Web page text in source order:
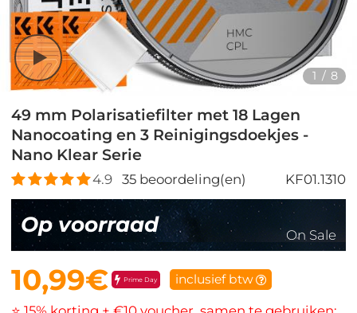
1 / 8
49 mm Polarisatiefilter met 18 Lagen
Nanocoating en 3 Reinigingsdoekjes -
Nano Klear Serie
4.9 35beoordeling(en) KF01.1310
Op voorraad On Sale
10,99€ Prime Day inclusief btw